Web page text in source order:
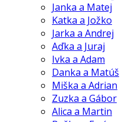
Janka a Matej
Katka a Jožko
Jarka a Andrej
Aďka a Juraj
Ivka a Adam
Danka a Matúš
Miška a Adrian
Zuzka a Gábor
Alica a Martin